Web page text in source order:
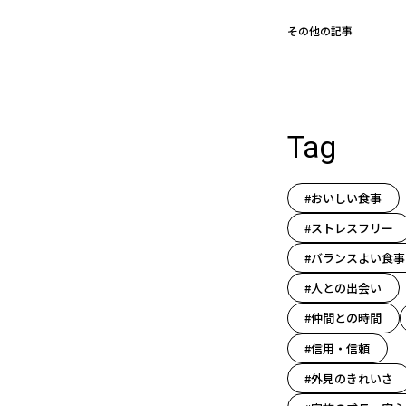
その他の記事
Tag
#おいしい食事
#ストレスフリー
#バランスよい食事
#人との出会い
#仲間との時間
#信用・信頼
#外見のきれいさ